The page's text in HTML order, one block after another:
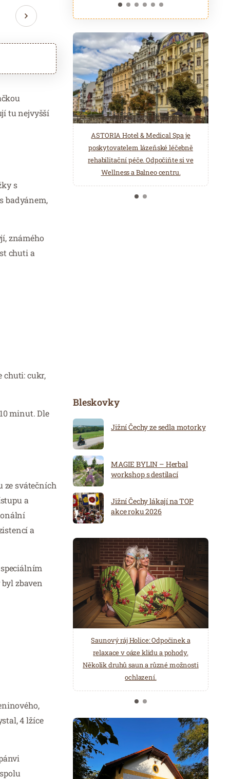
tu nejvyšší
s
badyánem,
známého
chuti a
chuti: cukr,
minut. Dle
ze svátečních
a
a
zbaven
4 lžíce
ASTORIA Hotel & Medical Spa je
poskytovatelem lázeňské léčebně
rehabilitační péče. Odpočiňte si ve
Wellness a Balneo centru.
Belgická značka Aromen nabízí
přírodní produkty pro wellness a
saunová centra. Éterické oleje,
hydroláty, esence pro parní lázně…
Bleskovky
Jižní Čechy ze sedla motorky
MAGIE BYLIN – Herbal
workshop s destilací
Jižní Čechy lákají na TOP
akce roku 2026
Saunový ráj Holice: Odpočinek a
relaxace v oáze klidu a pohody.
Několik druhů saun a různé možnosti
ochlazení.
Spa Hotel Děvín: Odpočiňte si od
starostí všedních dnů a přijeďte
načerpat novou energii do
Mariánských Lázní.